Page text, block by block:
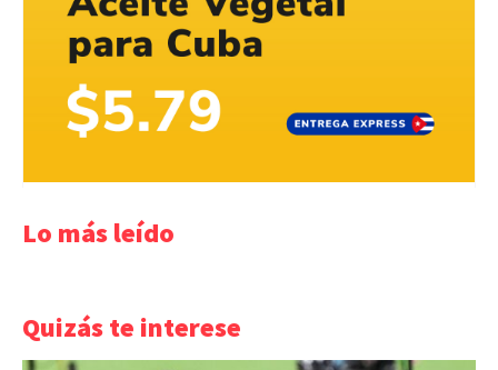
Lo más leído
Quizás te interese